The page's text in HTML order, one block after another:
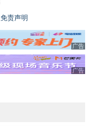
责声明
广告
广告